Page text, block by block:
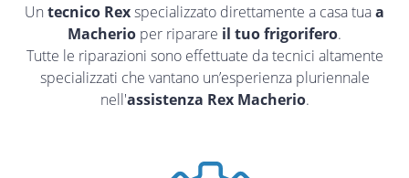
Un tecnico Rexspecializzato direttamente a casa tuaa
Macherio per riparare il tuo frigorifero.
Tutte le riparazioni sono effettuate da tecnici altamente
specializzati che vantano un’esperienza pluriennale
nell'assistenza Rex Macherio.